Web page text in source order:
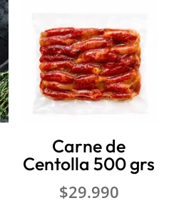
Carne de
Centolla 500 grs
$29.990